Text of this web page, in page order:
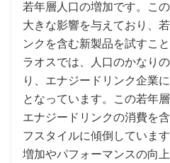
若年層人口の増加です。こ
大きな影響を与えており、
ンクを含む新製品を試すこ
ラオスでは、人口のかなり
り、エナジードリンク企業
となっています。この若年
エナジードリンクの消費を
フスタイルに傾倒していま
増加やパフォーマンスの向